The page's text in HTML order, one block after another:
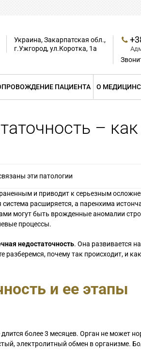
Украина, Закарпатская обл.,
г.Ужгород, ул.Коротка, 1а
ПАЦИЕНТА О
–
эти патологии
и приводит к серьезным
расширяется, а паренхима
могут быть врожденные аномалии
процессы.
недостаточность. Она развивается на
разберемся, почему так происходит, и
и ее этапы
более 3 месяцев. Орган не может
электролитный обмен в организме.